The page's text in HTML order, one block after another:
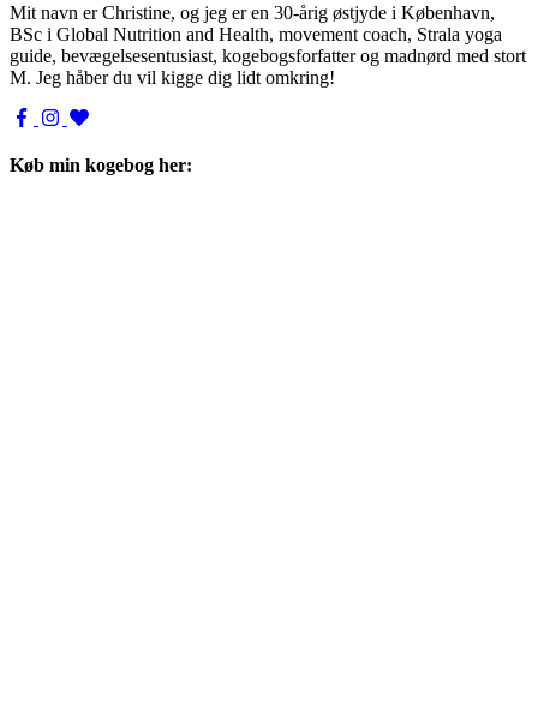
Mit navn er Christine, og jeg er en 30-årig østjyde i København,
BSc i Global Nutrition and Health, movement coach, Strala yoga
guide, bevægelsesentusiast, kogebogsforfatter og madnørd med stort
M. Jeg håber du vil kigge dig lidt omkring!
Køb min kogebog her: